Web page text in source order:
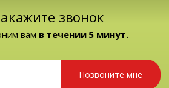
звонок
вам в течении 5 минут.
Позвоните мне